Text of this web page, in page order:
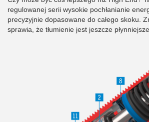
regulowanej serii wysokie pochłanianie
precyzyjnie dopasowane do całego skoku.
sprawia, że tłumienie jest jeszcze płynniejsze.